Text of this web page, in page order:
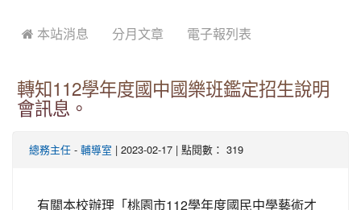
 本站消息 分月文章 電子報列表
轉知112學年度國中國樂班鑑定招生說明
會訊息。
總務主任 - 輔導室 | 2023-02-17 | 點閱數： 319
有關本校辦理「桃園市112學年度國民中學藝術才